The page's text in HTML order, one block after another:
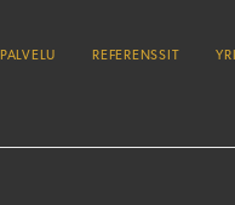
REFERENSSIT